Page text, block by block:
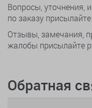
Вопросы, уточнения,
по заказу
Отзывы, замечания,
жалобы присылайте
Обратная